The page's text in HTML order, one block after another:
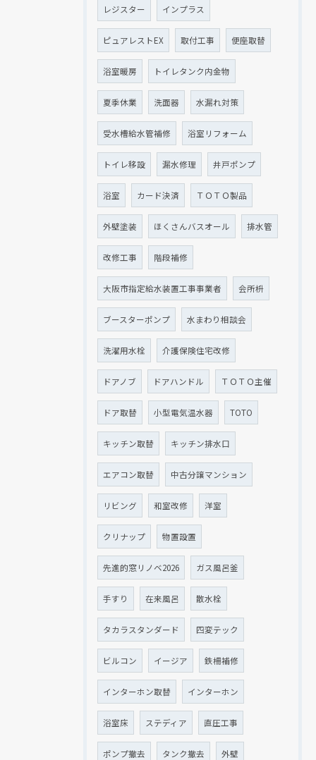
レジスター インプラス
ピュアレストEX 取付工事 便座取替
浴室暖房 トイレタンク内金物
夏季休業 洗面器 水漏れ対策
受水槽給水管補修 浴室リフォーム
トイレ移設 漏水修理 井戸ポンプ
浴室 カード決済 ＴＯＴＯ製品
外壁塗装 ほくさんバスオール 排水管
改修工事 階段補修
大阪市指定給水装置工事事業者 会所枡
ブースターポンプ 水まわり相談会
洗濯用水栓 介護保険住宅改修
ドアノブ ドアハンドル ＴＯＴＯ主催
ドア取替 小型電気温水器 TOTO
キッチン取替 キッチン排水口
エアコン取替 中古分譲マンション
リビング 和室改修 洋室
クリナップ 物置設置
先進的窓リノベ2026 ガス風呂釜
手すり 在来風呂 散水栓
タカラスタンダード 四変テック
ビルコン イージア 鉄柵補修
インターホン取替 インターホン
浴室床 ステディア 直圧工事
ポンプ撤去 タンク撤去 外壁